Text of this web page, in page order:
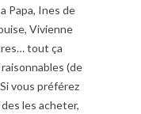
Papa, Ines de
Vivienne
tout ça
(de
vous préférez
les acheter,